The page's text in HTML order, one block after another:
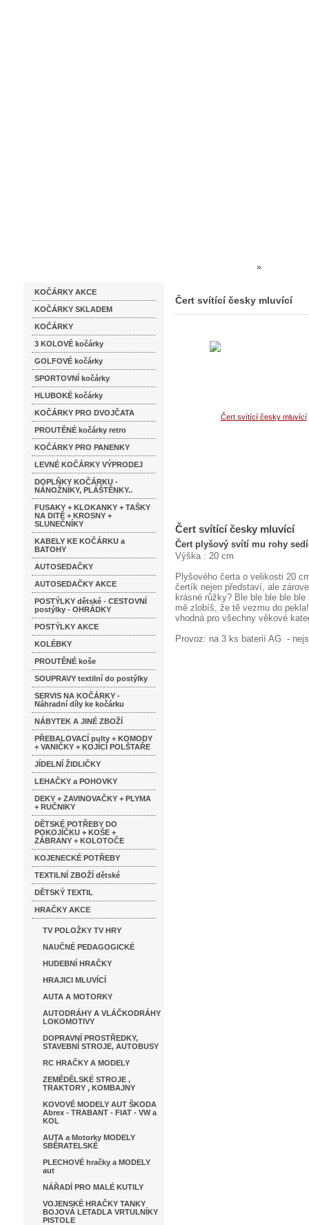
KOČÁRKY AKCE
KOČÁRKY SKLADEM
KOČÁRKY
3 KOLOVÉ kočárky
GOLFOVÉ kočárky
SPORTOVNÍ kočárky
HLUBOKÉ kočárky
KOČÁRKY PRO DVOJČATA
PROUTĚNÉ kočárky retro
KOČÁRKY PRO PANENKY
LEVNÉ KOČÁRKY VÝPRODEJ
DOPLŇKY KOČÁRKU -
NÁNOŽNÍKY, PLÁŠTĚNKY..
FUSAKY + KLOKANKY + TAŠKY
NA DITĚ + KROSNY +
SLUNEČNÍKY
KABELY KE KOČÁRKU a
BATOHY
AUTOSEDAČKY
AUTOSEDAČKY AKCE
POSTÝLKY dětské - CESTOVNÍ
postýlky - OHRÁDKY
POSTÝLKY AKCE
KOLÉBKY
PROUTĚNÉ koše
SOUPRAVY textilní do postýlky
SERVIS NA KOČÁRKY -
Náhradní díly ke kočárku
NÁBYTEK A JINÉ ZBOŽÍ
PŘEBALOVACÍ pulty + KOMODY
+ VANIČKY + KOJÍCÍ POLŠTAŘE
JÍDELNÍ ŽIDLIČKY
LEHAČKY a POHOVKY
DEKY + ZAVINOVAČKY + PLYMA
+ RUČNIKY
DĚTSKÉ POTŘEBY DO
POKOJÍČKU + KOŠE +
ZÁBRANY + KOLOTOČE
KOJENECKÉ POTŘEBY
TEXTILNÍ ZBOŽÍ dětské
DĚTSKÝ TEXTIL
HRAČKY AKCE
TV POLOŽKY TV HRY
NAUČNÉ PEDAGOGICKÉ
HUDEBNÍ HRAČKY
HRAJICI MLUVÍCÍ
AUTA A MOTORKY
AUTODRÁHY A VLÁČKODRÁHY
LOKOMOTIVY
DOPRAVNÍ PROSTŘEDKY,
STAVEBNÍ STROJE, AUTOBUSY
RC HRAČKY A MODELY
ZEMĚDĚLSKÉ STROJE ,
TRAKTORY , KOMBAJNY
KOVOVÉ MODELY AUT ŠKODA
Abrex - TRABANT - FIAT - VW a
KOL
AUTA a Motorky MODELY
SBĚRATELSKÉ
PLECHOVÉ hračky a MODELY
aut
NÁŘADÍ PRO MALÉ KUTILY
VOJENSKÉ HRAČKY TANKY
BOJOVÁ LETADLA VRTULNÍKY
PISTOLE
»
Čert svítící česky mluvící
Čert svítící česky mluvící
Čert plyšový svítí mu rohy
Výška : 20 cm
Plyšového čerta o velikosti 20
čertík nejen představí, ale
krásné růžky? Ble ble ble ble
mě zlobíš, že tě vezmu do
vhodná pro všechny věkové
Provoz: na 3 ks baterií AG -